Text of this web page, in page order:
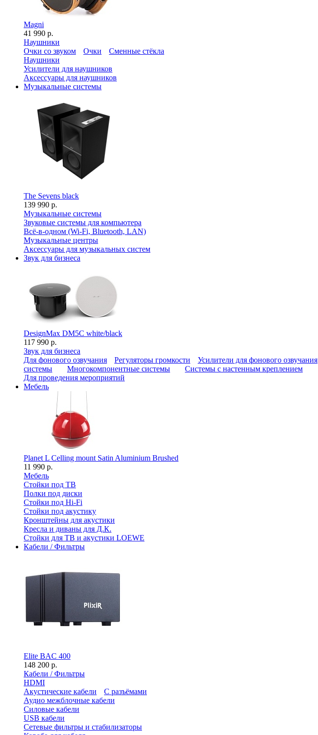
Magni
41 990 р.
Наушники
Очки со звуком
Очки
Сменные стёкла
Наушники
Усилители для наушников
Аксессуары для наушников
Музыкальные системы
The Sevens black
139 990 р.
Музыкальные системы
Звуковые системы для компьютера
Всё-в-одном (Wi-Fi, Bluetooth, LAN)
Музыкальные центры
Аксессуары для музыкальных систем
Звук для бизнеса
DesignMax DM5C white/black
117 990 р.
Звук для бизнеса
Для фонового озвучания
Регуляторы громкости Усилители для фонового озвучания
системы
Многокомпонентные системы
Системы с настенным креплением
Для проведения мероприятий
Мебель
Planet L Celling mount Satin Aluminium Brushed
11 990 р.
Мебель
Стойки под ТВ
Полки под диски
Стойки под Hi-Fi
Стойки под акустику
Кронштейны для акустики
Кресла и диваны для Д.К.
Стойки для ТВ и акустики LOEWE
Кабели / Фильтры
Elite BAC 400
148 200 р.
Кабели / Фильтры
HDMI
Акустические кабели
С разъёмами
Аудио межблочные кабели
Силовые кабели
USB кабели
Сетевые фильтры и стабилизаторы